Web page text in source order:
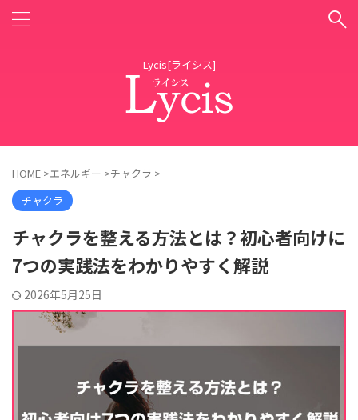
Lycis[ライシス]
HOME >エネルギー >チャクラ >
チャクラ
チャクラを整える方法とは？初心者向けに
7つの実践法をわかりやすく解説
2026年5月25日